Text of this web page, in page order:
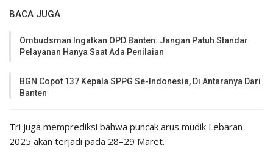
BACA JUGA
Ombudsman Ingatkan OPD Banten: Jangan Patuh Standar
Pelayanan Hanya Saat Ada Penilaian
BGN Copot 137 Kepala SPPG Se-Indonesia, Di Antaranya Dari
Banten
Tri juga memprediksi bahwa puncak arus mudik Lebaran
2025 akan terjadi pada 28–29 Maret.